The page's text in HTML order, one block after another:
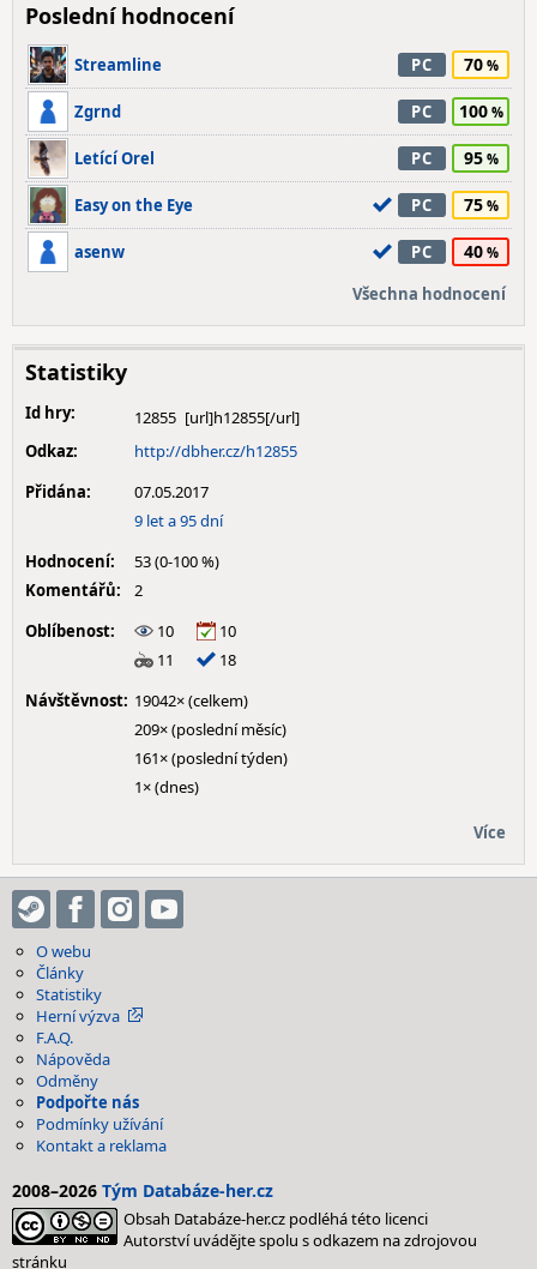
Poslední hodnocení
Streamline PC 70
Zgrnd PC 100
Letící Orel PC 95
Easy on the Eye PC 75
asenw PC 40
Všechna hodnocení
Statistiky
Id hry:
12855
Odkaz:
http://dbher.cz/h12855
Přidána:
07.05.2017
9 let a 95 dní
Hodnocení:
53 (0-100 %)
Komentářů:
2
Oblíbenost:
10
10
11
18
Návštěvnost: 19042× (celkem)
209× (poslední měsíc)
161× (poslední týden)
1× (dnes)
Více
O webu
Články
Statistiky
Herní výzva
F.A.Q.
Nápověda
Odměny
Podpořte nás
Podmínky užívání
Kontakt a reklama
2008–2026 Tým Databáze-her.cz
Obsah Databáze-her.cz podléhá této licenci
Autorství uvádějte spolu s odkazem na zdrojovou
stránku